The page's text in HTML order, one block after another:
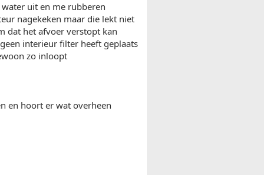
uit en me rubberen
nagekeken maar die lekt niet
dat het afvoer verstopt kan
interieur filter heeft geplaats
zo inloopt
en hoort er wat overheen